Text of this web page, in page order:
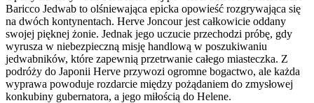
Baricco Jedwab to olśniewająca epicka opowieść rozgrywająca się
na dwóch kontynentach. Herve Joncour jest całkowicie oddany
swojej pięknej żonie. Jednak jego uczucie przechodzi próbę, gdy
wyrusza w niebezpieczną misję handlową w poszukiwaniu
jedwabników, które zapewnią przetrwanie całego miasteczka. Z
podróży do Japonii Herve przywozi ogromne bogactwo, ale każda
wyprawa powoduje rozdarcie między pożądaniem do zmysłowej
konkubiny gubernatora, a jego miłością do Helene.